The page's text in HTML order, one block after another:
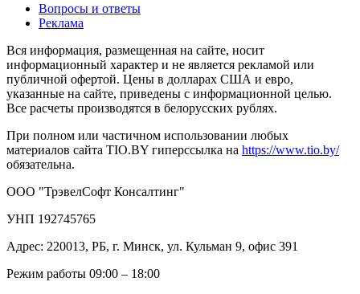
Вопросы и ответы
Реклама
Вся информация, размещенная на сайте, носит
информационный характер и не является рекламой или
публичной офертой. Цены в долларах США и евро,
указанные на сайте, приведены с информационной целью.
Все расчеты производятся в белорусских рублях.
При полном или частичном использовании любых
материалов сайта TIO.BY гиперссылка на https://www.tio.by/
обязательна.
ООО "ТрэвелСофт Консалтинг"
УНП 192745765
Адрес: 220013, РБ, г. Минск, ул. Кульман 9, офис 391
Режим работы 09:00 – 18:00